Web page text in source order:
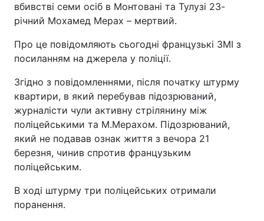
вбивстві семи осіб в Монтовані та Тулузі 23-
річний Мохамед Мерах – мертвий.
Про це повідомляють сьогодні французькі ЗМІ з
посиланням на джерела у поліції.
Згідно з повідомленнями, після початку штурму
квартири, в який перебував підозрюваний,
журналісти чули активну стрілянину між
поліцейськими та М.Мерахом. Підозрюваний,
який не подавав ознак життя з вечора 21
березня, чинив спротив французьким
поліцейським.
В ході штурму три поліцейських отримали
поранення.